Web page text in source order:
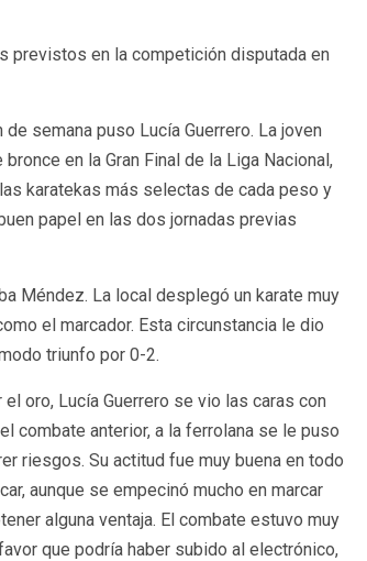
previstos en la competición disputada en
semana puso Lucía Guerrero. La joven
en la Gran Final de la Liga Nacional,
karatekas más selectas de cada peso y
papel en las dos jornadas previas
Méndez. La local desplegó un karate muy
el marcador. Esta circunstancia le dio
triunfo por 0-2.
oro, Lucía Guerrero se vio las caras con
combate anterior, a la ferrolana se le puso
riesgos. Su actitud fue muy buena en todo
aunque se empecinó mucho en marcar
alguna ventaja. El combate estuvo muy
que podría haber subido al electrónico,